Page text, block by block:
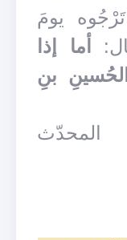
يومَ
أما إذا
بنِ
المحدّث